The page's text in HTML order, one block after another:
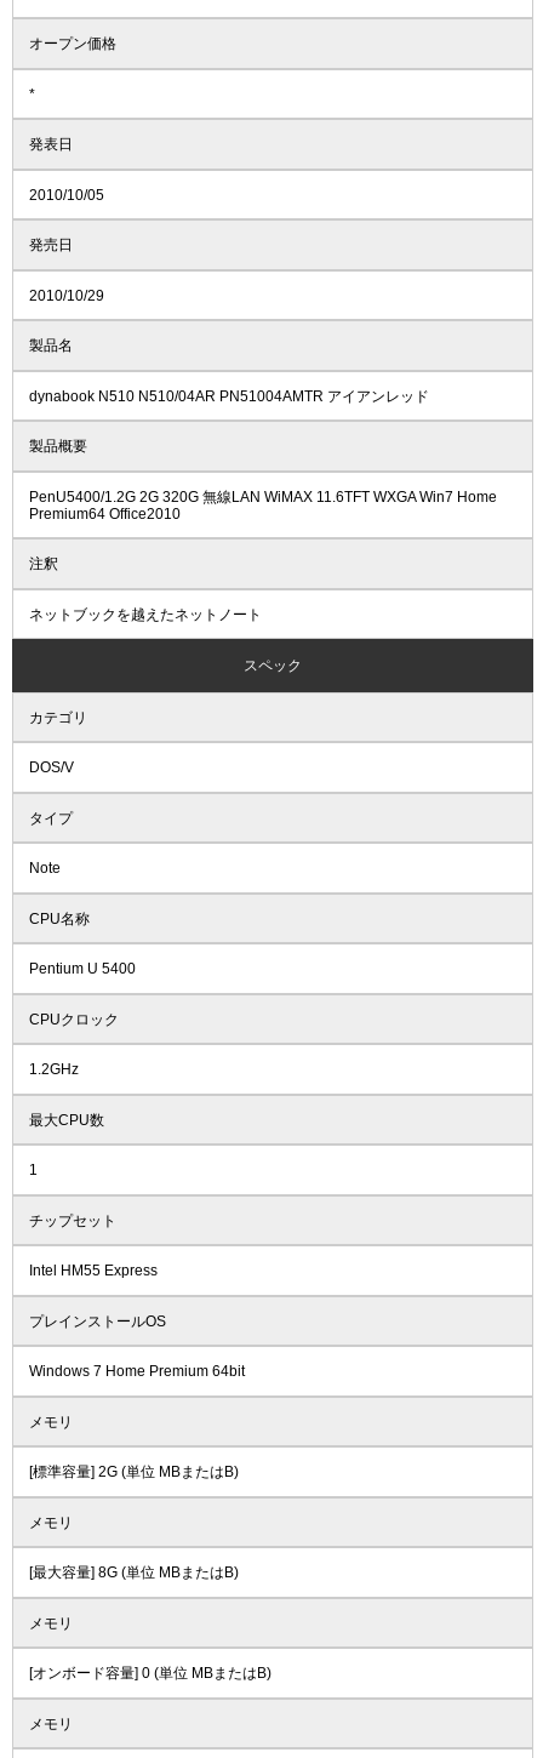
オープン価格
*
発表日
2010/10/05
発売日
2010/10/29
製品名
dynabook N510 N510/04AR PN51004AMTR アイアンレッド
製品概要
PenU5400/1.2G 2G 320G 無線LAN WiMAX 11.6TFT WXGA Win7 Home
Premium64 Office2010
注釈
ネットブックを越えたネットノート
スペック
カテゴリ
DOS/V
タイプ
Note
CPU名称
Pentium U 5400
CPUクロック
1.2GHz
最大CPU数
1
チップセット
Intel HM55 Express
プレインストールOS
Windows 7 Home Premium 64bit
メモリ
[標準容量] 2G (単位 MBまたはB)
メモリ
[最大容量] 8G (単位 MBまたはB)
メモリ
[オンボード容量] 0 (単位 MBまたはB)
メモリ